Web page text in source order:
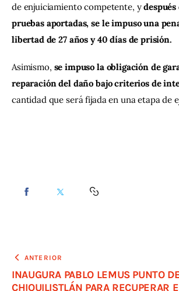
de enjuiciamiento competente, y
pruebas aportadas, se le impuso una
libertad de 27 años y 40 días de prisión.
Asimismo, se impuso la obligación de
reparación del daño bajo criterios de
cantidad que será fijada en una etapa de
ANTERIOR
INAUGURA PABLO LEMUS PUNTO
CHIQUILISTLÁN PARA RECUPERAR